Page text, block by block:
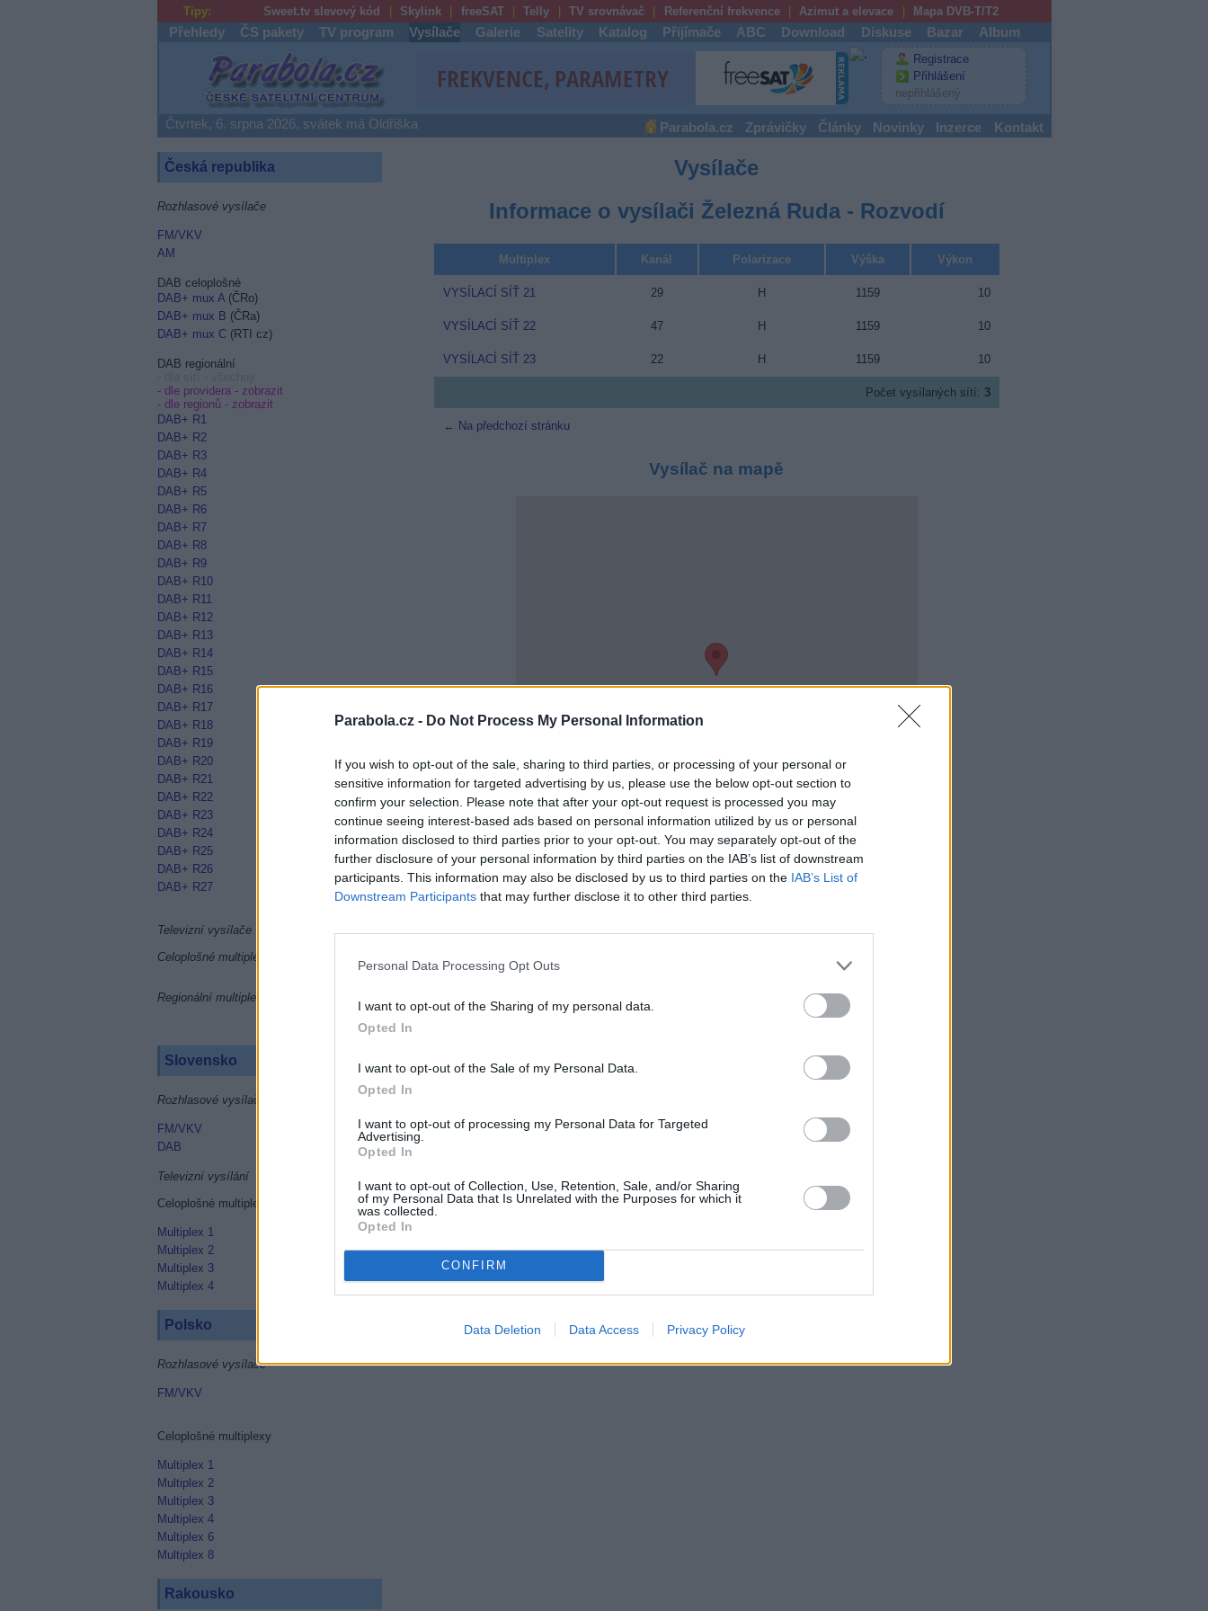
Parabola.cz - Do Not Process My Personal Information
If you wish to opt-out of the sale, sharing to third parties, or processing of your personal or
sensitive information for targeted advertising by us, please use the below opt-out section to
confirm your selection. Please note that after your opt-out request is processed you may
continue seeing interest-based ads based on personal information utilized by us or personal
information disclosed to third parties prior to your opt-out. You may separately opt-out of the
further disclosure of your personal information by third parties on the IAB’s list of downstream
participants. This information may also be disclosed by us to third parties on the IAB’s List of
Downstream Participants that may further disclose it to other third parties.
Personal Data Processing Opt Outs
I want to opt-out of the Sharing of my personal data.
Opted In
I want to opt-out of the Sale of my Personal Data.
Opted In
I want to opt-out of processing my Personal Data for Targeted
Advertising.
Opted In
I want to opt-out of Collection, Use, Retention, Sale, and/or Sharing
of my Personal Data that Is Unrelated with the Purposes for which it
was collected.
Opted In
CONFIRM
Data Deletion Data Access Privacy Policy
Tipy: Sweet.tv slevový kód Skylink freeSAT Telly TV srovnávač Referenční frekvence Azimut a elevace Mapa DVB-T/T2
Přehledy ČS pakety TV program Vysílače Galerie Satelity Katalog Přijímače ABC Download Diskuse Bazar Album
Parabola.cz
Registrace
Přihlášení
nepřihlášený
Čtvrtek, 6. srpna 2026, svátek má Oldřiška Parabola.cz Zprávičky Články Novinky Inzerce Kontakt
Česká republika
Rozhlasové vysílače
FM/VKV
AM
DAB celoplošné
DAB+ mux A(ČRo)
DAB+ mux B (ČRa)
DAB+ mux C(RTI cz)
DAB regionální
- dle providera - zobrazit
- dle regionů - zobrazit
DAB+ R1
DAB+ R2
DAB+ R3
DAB+ R4
DAB+ R5
DAB+ R6
DAB+ R7
DAB+ R8
DAB+ R9
DAB+ R10
DAB+ R11
DAB+ R12
DAB+ R13
DAB+ R14
DAB+ R15
DAB+ R16
DAB+ R17
DAB+ R18
DAB+ R19
DAB+ R20
DAB+ R21
DAB+ R22
DAB+ R23
DAB+ R24
DAB+ R25
DAB+ R26
DAB+ R27
Televizní vysílače
Celoplošné multiplexy
Regionální multiplexy
Slovensko
Rozhlasové vysílače
FM/VKV
DAB
Televizní vysílání
Celoplošné multiplexy
Multiplex 1
Multiplex 2
Multiplex 3
Multiplex 4
Polsko
Rozhlasové vysílače
FM/VKV
Celoplošné multiplexy
Multiplex 1
Multiplex 2
Multiplex 3
Multiplex 4
Multiplex 6
Multiplex 8
Rakousko
Vysílače
Informace o vysílači Železná Ruda - Rozvodí
Multiplex Kanál Polarizace Výška Výkon
VYSÍLACÍ SÍŤ 21 29 H 1159 10
VYSÍLACÍ SÍŤ 22 47 H 1159 10
VYSÍLACÍ SÍŤ 23 22 H 1159 10
Počet vysílaných sítí: 3
← Na předchozí stránku
Vysílač na mapě